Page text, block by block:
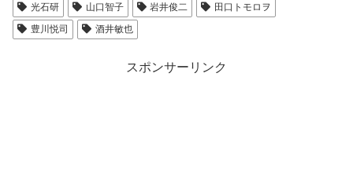
光石研 山口智子 岩井俊二
田口トモロヲ
豊川悦司
酒井敏也
スポンサーリンク